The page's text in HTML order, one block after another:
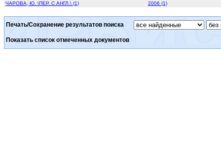
ЧАРОВА, Ю. \ПЕР. С АНГЛ.\ (1) 2006 (1)
Печать/Сохранение результатов поиска
Показать список отмеченных документов